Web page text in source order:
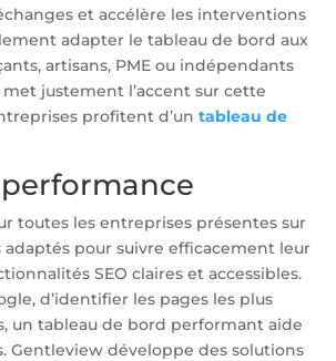
et accélère les interventions
adapter le tableau de bord aux
artisans, PME ou indépendants
justement l’accent sur cette
profitent d’untableau de
toutes les entreprises présentes sur
pour suivre efficacement leur
SEO claires et accessibles.
d’identifier les pages les plus
un tableau de bord performant aide
Gentleview développe des solutions